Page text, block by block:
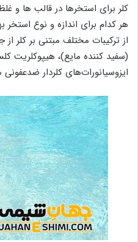
کلر برای استخرها در قالب ‌ها
هر کدام برای اندازه و نوع استخر
از ترکیبات مختلف مبتنی بر کلر
(سفید کننده مایع)، هیپوکلریت
ایزوسیانورات‌های کلردار